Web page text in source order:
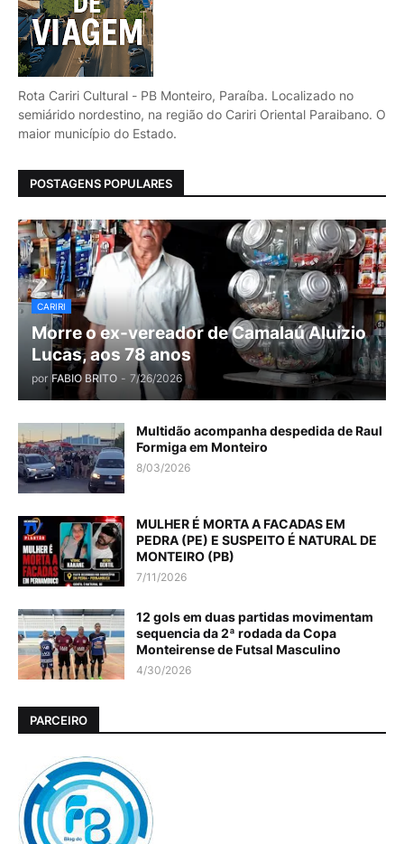
Rota Cariri Cultural - PB Monteiro, Paraíba. Localizado no
semiárido nordestino, na região do Cariri Oriental Paraibano. O
maior município do Estado.
POSTAGENS POPULARES
CARIRI
Morre o ex-vereador de Camalaú Aluízio
Lucas, aos 78 anos
por FABIO BRITO - 7/26/2026
Multidão acompanha despedida de Raul
Formiga em Monteiro
8/03/2026
MULHER É MORTA A FACADAS EM
PEDRA (PE) E SUSPEITO É NATURAL DE
MONTEIRO (PB)
7/11/2026
12 gols em duas partidas movimentam
sequencia da 2ª rodada da Copa
Monteirense de Futsal Masculino
4/30/2026
PARCEIRO